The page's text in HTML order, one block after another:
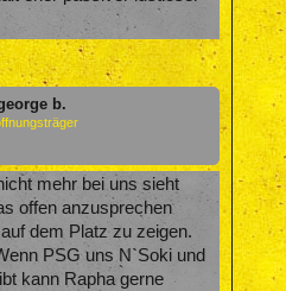
b.
mehr bei uns sieht
offen anzusprechen
dem Platz zu zeigen.
PSG uns N`Soki und
kann Rapha gerne